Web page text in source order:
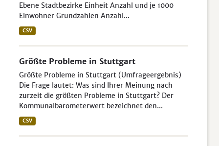
Ebene Stadtbezirke Einheit Anzahl und je 1000
Einwohner Grundzahlen Anzahl...
CSV
Größte Probleme in Stuttgart
Größte Probleme in Stuttgart (Umfrageergebnis)
Die Frage lautet: Was sind Ihrer Meinung nach
zurzeit die größten Probleme in Stuttgart? Der
Kommunalbarometerwert bezeichnet den...
CSV